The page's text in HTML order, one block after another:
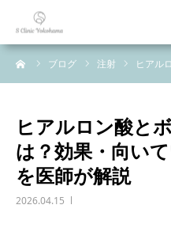
ブログ 注射 ヒアル
ヒアルロン酸と
は？効果・向い
を医師が解説
2026.04.15
診療科目
料金表
ご案内